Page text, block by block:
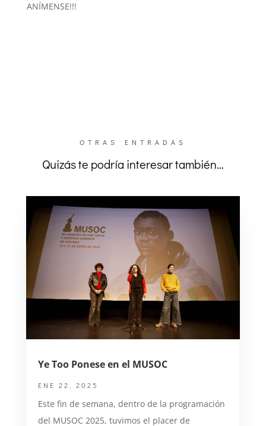
ANÍMENSE!!!
OTRAS ENTRADAS
Quizás te podría interesar también…
Ye Too Ponese en el MUSOC
ENE 22, 2025
Este fin de semana, dentro de la programación
del MUSOC 2025, tuvimos el placer de